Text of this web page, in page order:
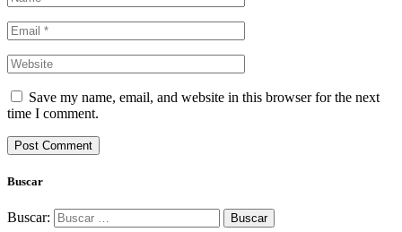
Save my name, email, and website in this browser for the next
time I comment.
Buscar
Buscar: